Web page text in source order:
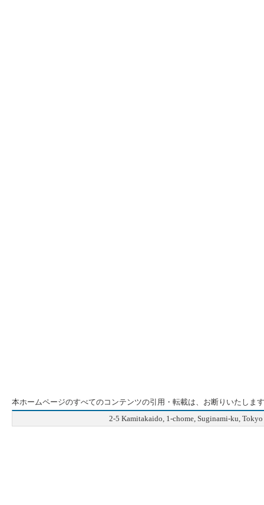
本ホームページのすべてのコンテンツの引用・転載は、お断りいたします
2-5 Kamitakaido, 1-chome, Suginami-ku,